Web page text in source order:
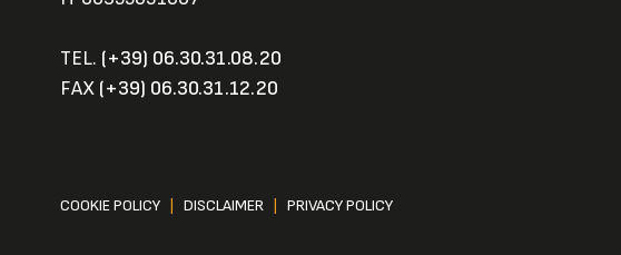
TEL. (+39) 06.30.31.08.20
FAX (+39) 06.30.31.12.20
COOKIE POLICY DISCLAIMER PRIVACY POLICY